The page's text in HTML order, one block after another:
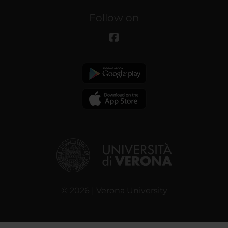
Follow on
© 2026 | Verona University